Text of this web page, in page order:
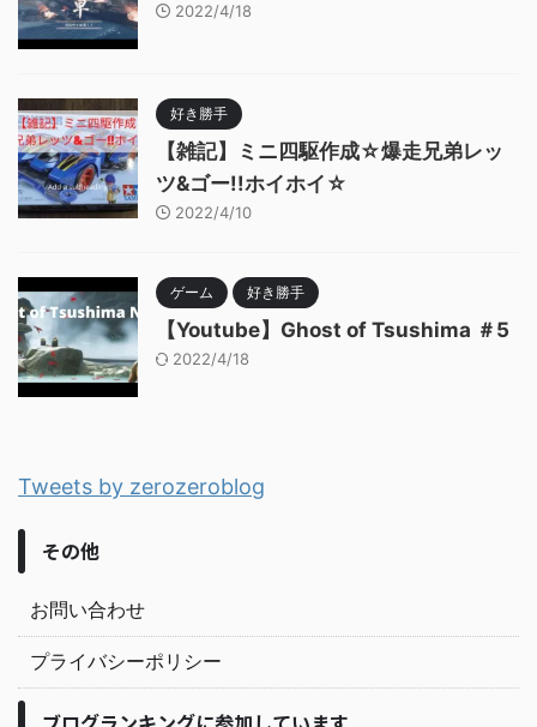
2022/4/18
好き勝手
【雑記】ミニ四駆作成☆爆走兄弟レッ
ツ&ゴー!!ホイホイ☆
2022/4/10
ゲーム 好き勝手
【Youtube】Ghost of Tsushima ＃5
2022/4/18
Tweets by zerozeroblog
その他
お問い合わせ
プライバシーポリシー